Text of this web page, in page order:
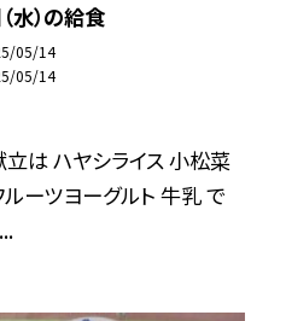
水）の給食
05/14
05/14
は ハヤシライス 小松菜
ルーツヨーグルト 牛乳 で